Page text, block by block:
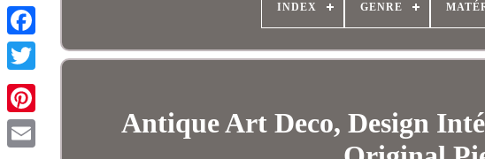
INDEX GENRE
Antique Art Deco, Design